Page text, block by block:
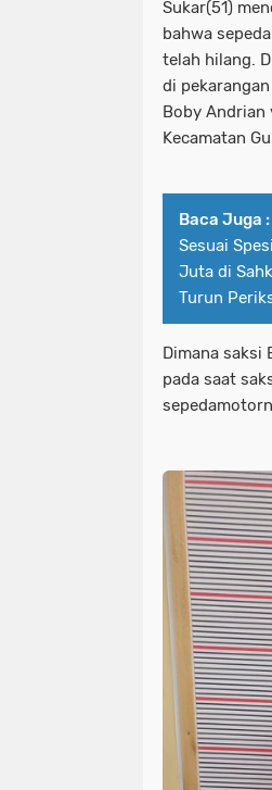
Sukar(51)
bahwa
telah hilang.
di
Boby Andrian
Kecamatan
Baca Juga :
Sesuai
Juta di
Turun
Dimana saksi
pada saat